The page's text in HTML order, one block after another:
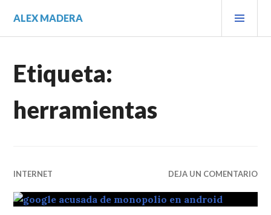
contenido.
ALEX MADERA
Etiqueta:
herramientas
INTERNET DEJA UN COMENTARIO